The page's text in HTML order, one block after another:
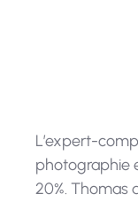
L’expert-
photographie
20%. Thomas